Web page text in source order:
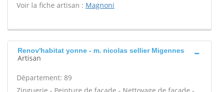
Voir la fiche artisan : Magnoni
Renov'habitat yonne - m. nicolas sellier Migennes
Artisan
Département: 89